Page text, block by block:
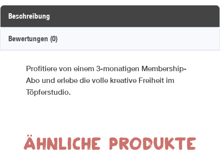
Beschreibung
Bewertungen (0)
Profitiere von einem 3-monatigen Membership-
Abo und erlebe die volle kreative Freiheit im
Töpferstudio.
Ähnliche Produkte